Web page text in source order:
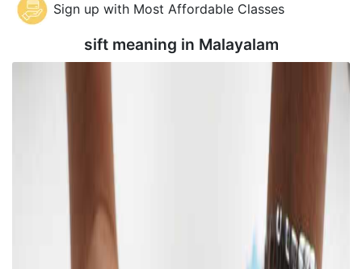
Sign up with Most Affordable Classes
sift meaning in Malayalam